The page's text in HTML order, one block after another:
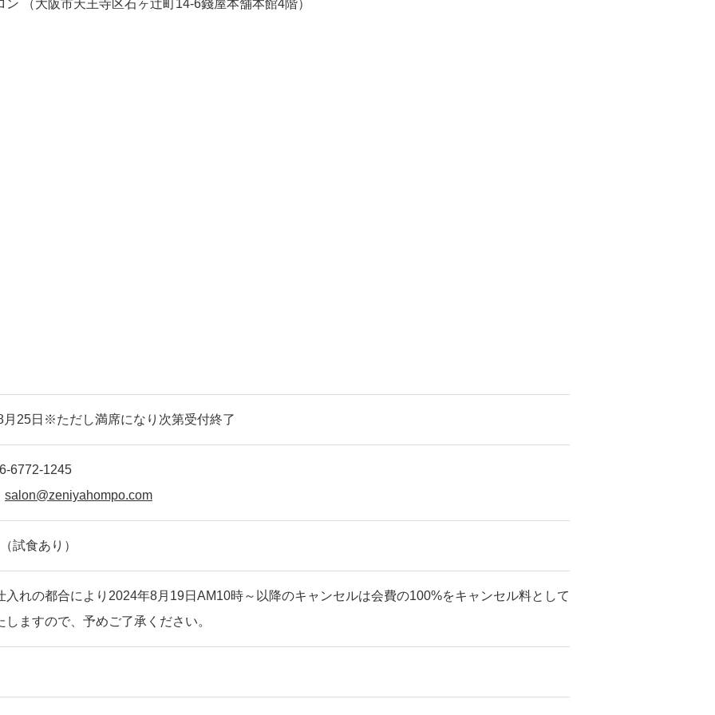
ン （大阪市天王寺区石ヶ辻町14-6錢屋本舗本館4階）
月25日※ただし満席になり次第受付終了
6772-1245
salon@zeniyahompo.com
試食あり）
入れの都合により2024年8月19日AM10時～以降のキャンセルは会費の100%をキャンセル料として
しますので、予めご了承ください。